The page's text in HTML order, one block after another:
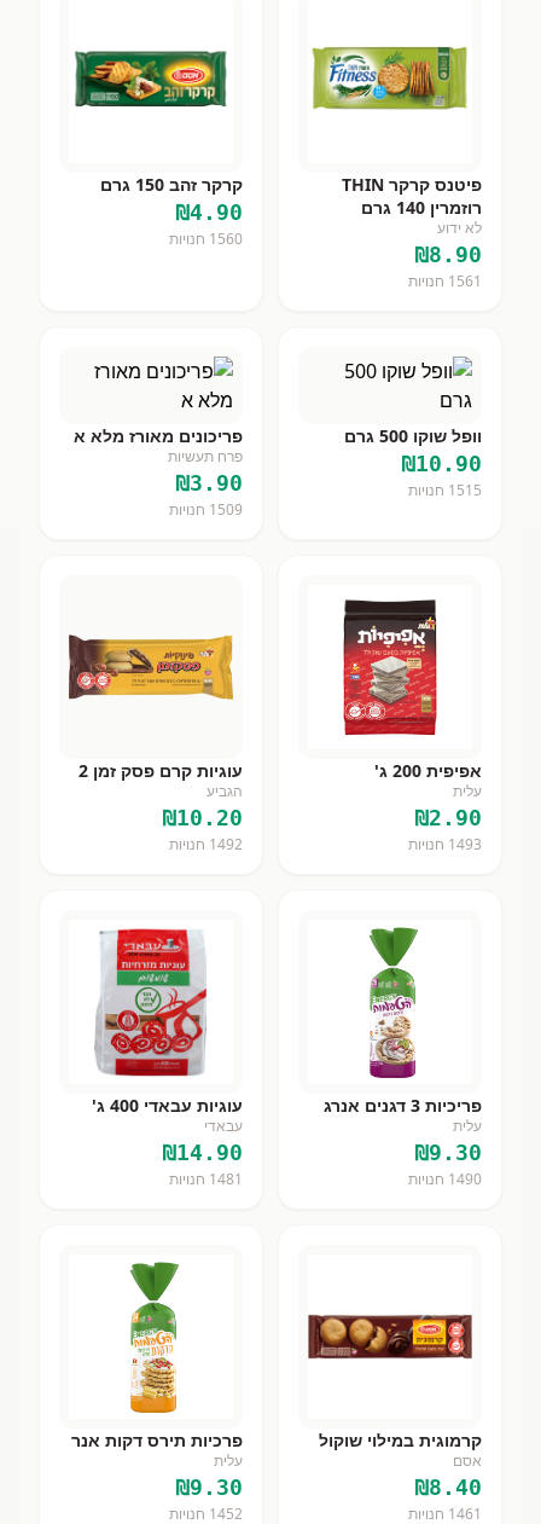
פיטנס קרקר THIN
רוזמרין 140 גרם
לא ידוע
₪8.90
1561 חנויות
קרקר זהב 150 גרם
₪4.90
1560 חנויות
וופל שוקו 500 גרם
₪10.90
1515 חנויות
פריכונים מאורז מלא א
פרח תעשיות
₪3.90
1509 חנויות
אפיפית 200 ג'
עלית
₪2.90
1493 חנויות
עוגיות קרם פסק זמן 2
הגביע
₪10.20
1492 חנויות
פריכיות 3 דגנים אנרג
עלית
₪9.30
1490 חנויות
עוגיות עבאדי 400 ג'
עבאדי
₪14.90
1481 חנויות
קרמוגית במילוי שוקול
אסם
₪8.40
1461 חנויות
פרכיות תירס דקות אנר
עלית
₪9.30
1452 חנויות